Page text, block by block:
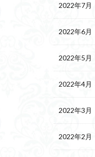
2022年7月
2022年6月
2022年5月
2022年4月
2022年3月
2022年2月